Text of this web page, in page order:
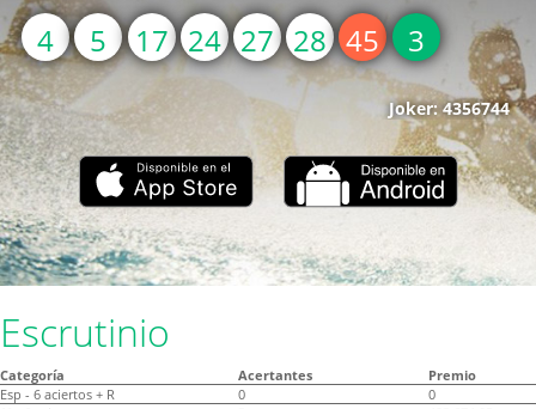
4 5 17 24 27 28 45 3
Joker: 4356744
Escrutinio
Categoría Acertantes
Premio
Esp - 6 aciertos + R
0
0